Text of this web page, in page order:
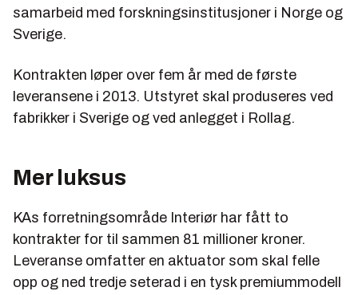
samarbeid med forskningsinstitusjoner i Norge og
Sverige.
Kontrakten løper over fem år med de første
leveransene i 2013. Utstyret skal produseres ved
fabrikker i Sverige og ved anlegget i Rollag.
Mer luksus
KAs forretningsområde Interiør har fått to
kontrakter for til sammen 81 millioner kroner.
Leveranse omfatter en aktuator som skal felle
opp og ned tredje seterad i en tysk premiummodell